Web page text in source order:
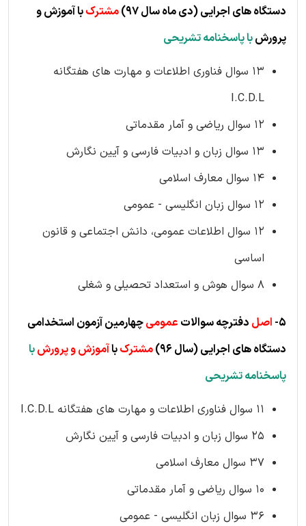
دستگاه های اجرایی (دیماه سال 97) مشترکبا آموزش و
پرورشبا پاسخنامه تشریحی
13 سوال فناوری اطلاعات و مهارت های هفتگانه
I.C.D.L
12 سوال ریاضی و آمار مقدماتی
13 سوال زبان و ادبیات فارسی و آیین نگارش
14 سوال معارف اسلامی
12 سوال زبان انگلیسی - عمومی
12 سوال اطلاعات عمومی، دانش اجتماعی و قانون
اساسی
8 سوال هوش و استعداد تحصیلی و شغلی
5- اصل دفترچه سوالات عمومیچهارمین آزمون استخدامی
دستگاه های اجرایی(سال 96) مشترکباآموزش و پرورشبا
پاسخنامه تشریحی
11 سوال فناوری اطلاعات و مهارت های هفتگانه I.C.D.L
25 سوال زبان و ادبیات فارسی و آیین نگارش
37 سوال معارف اسلامی
10 سوال ریاضی و آمار مقدماتی
36 سوال زبان انگلیسی - عمومی